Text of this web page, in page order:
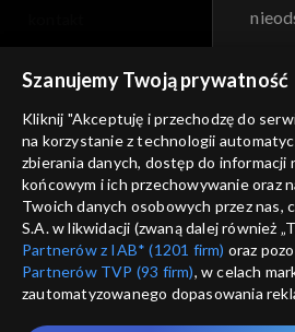
informacje o dostawcy usług
Szanujemy Twoją prywatność
Kliknij "Akceptuję i przechodzę do
na korzystanie z technologii
zbierania danych, dostęp do informacji
końcowym i ich przechowywanie oraz
Twoich danych osobowych przez nas,
S.A. w likwidacji (zwaną dalej również
Partnerów z IAB* (1201 firm) oraz
Partnerów TVP (93 firm), w celach
zautomatyzowanego dopasowania